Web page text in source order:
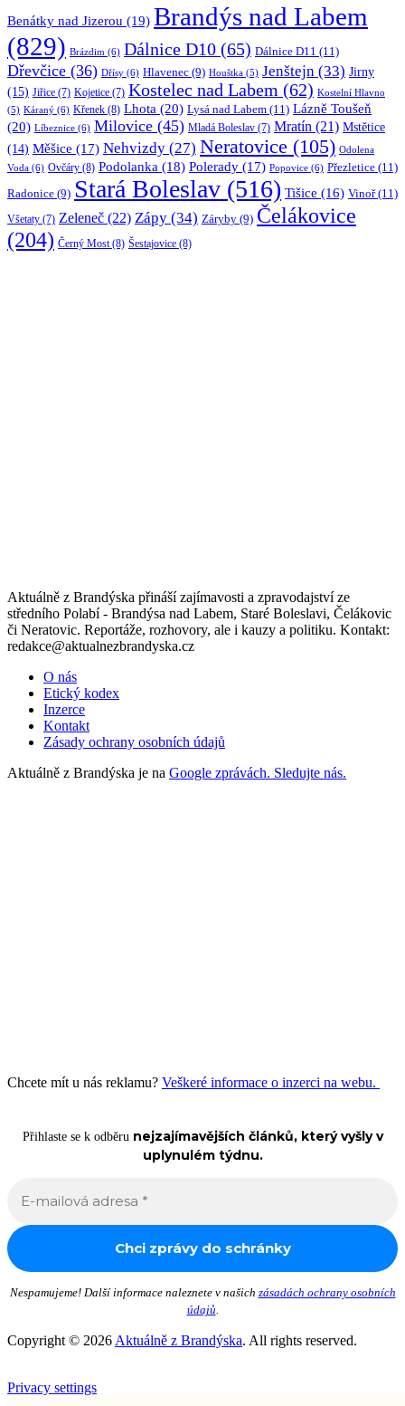
Benátky nad Jizerou (19) Brandýs nad Labem
(829) Brázdim (6) Dálnice D10 (65) Dálnice D11 (11)
Dřevčice (36) Dřísy (6) Hlavenec (9) Houštka (5) Jenštejn (33) Jirny
(15) Jiřice (7) Kojetice (7) Kostelec nad Labem (62) Kostelní Hlavno
(5) Káraný (6) Křenek (8) Lhota (20) Lysá nad Labem (11) Lázně Toušeň
(20) Líbeznice (6) Milovice (45) Mladá Boleslav (7) Mratín (21) Mstětice
(14) Měšice (17) Nehvizdy (27) Neratovice (105) Odolena
Voda (6) Ovčáry (8) Podolanka (18) Polerady (17) Popovice (6) Přezletice (11)
Radonice (9) Stará Boleslav (516) Tišice (16) Vinoř(11)
Všetaty (7) Zeleneč (22) Zápy (34) Záryby (9) Čelákovice
(204) Černý Most (8) Šestajovice (8)
Aktuálně z Brandýska přináší zajímavosti a zpravodajství ze
středního Polabí - Brandýsa nad Labem, Staré Boleslavi, Čelákovic
či Neratovic. Reportáže, rozhovory, ale i kauzy a politiku. Kontakt:
redakce@aktualnezbrandyska.cz
O nás
Etický kodex
Inzerce
Kontakt
Zásady ochrany osobních údajů
Aktuálně z Brandýska je na Google zprávách. Sledujte nás.
Chcete mít u nás reklamu? Veškeré informace o inzerci na webu.
Přihlaste se k odběru nejzajímavějších článků, který vyšly v
uplynulém týdnu.
Nespamujeme! Další informace naleznete v našich zásadách ochrany osobních
údajů
Copyright © 2026 Aktuálně z Brandýska. All rights reserved.
Privacy settings